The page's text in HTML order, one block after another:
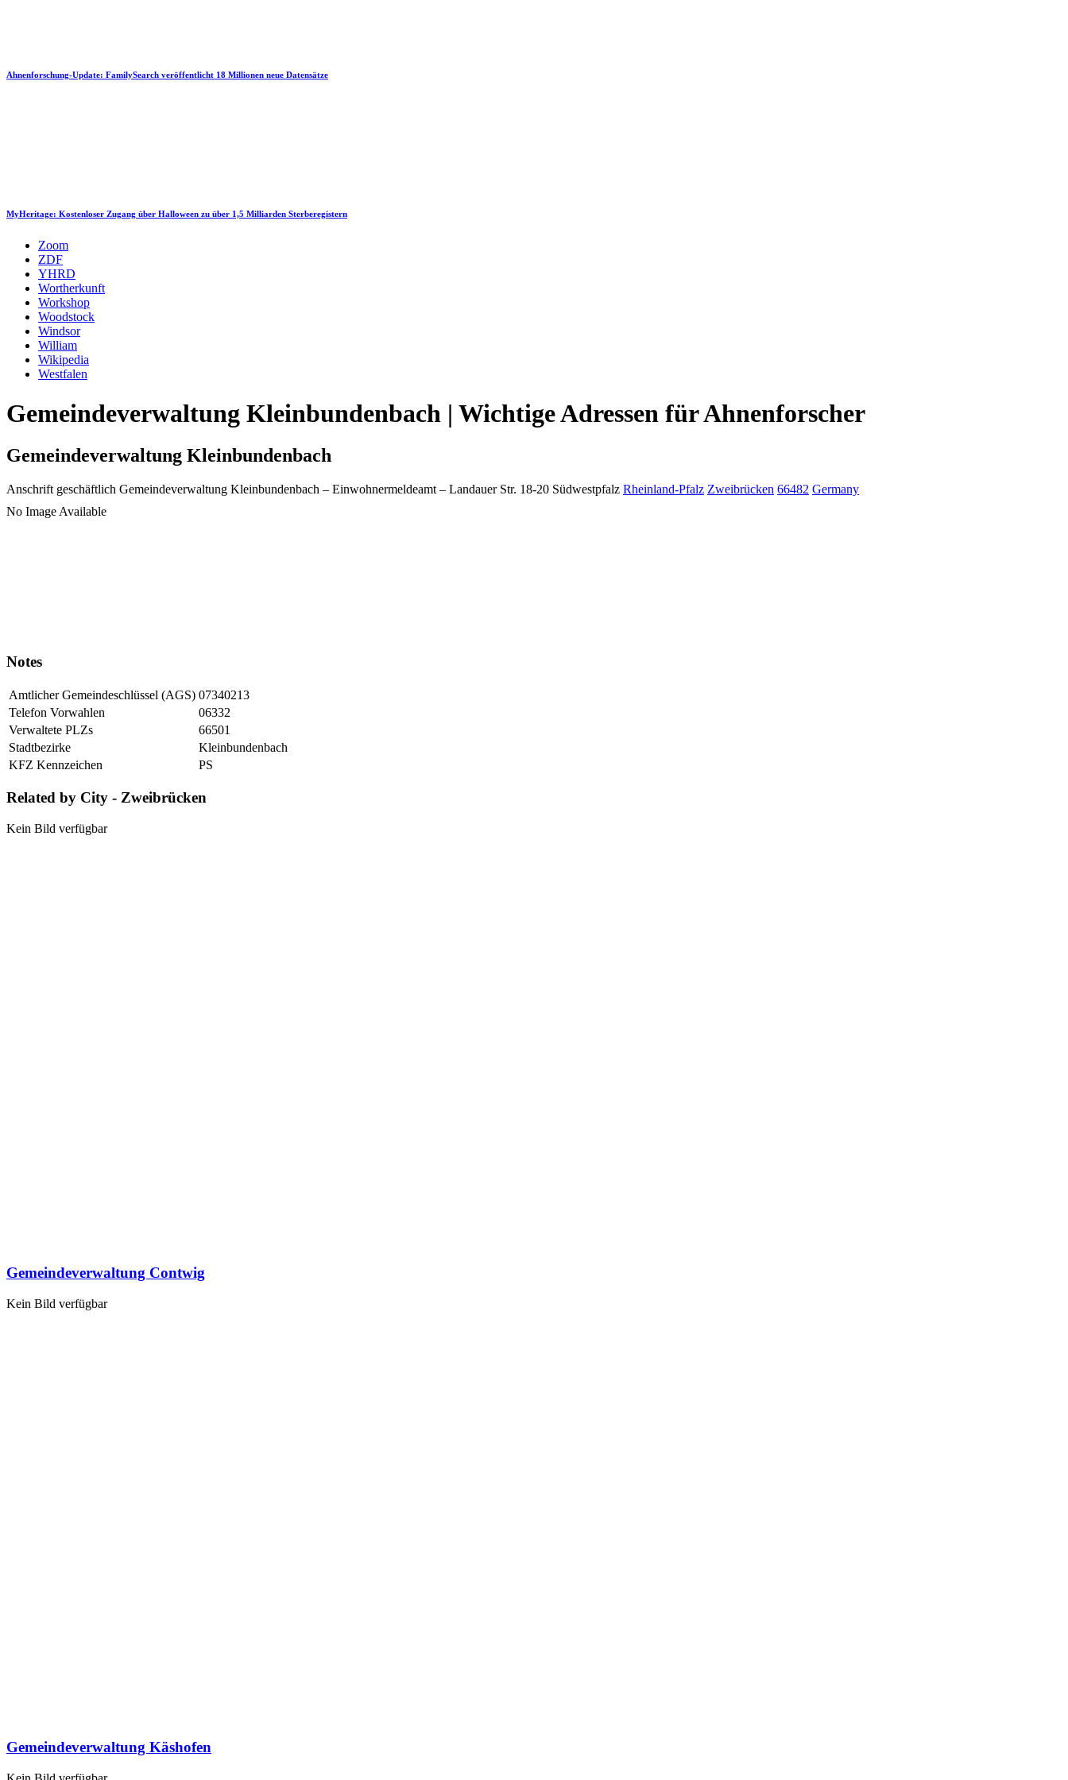
Ahnenforschung-Update: FamilySearch veröffentlicht 18 Millionen neue Datensätze
MyHeritage: Kostenloser Zugang über Halloween zu über 1,5 Milliarden Sterberegistern
Zoom
ZDF
YHRD
Wortherkunft
Workshop
Woodstock
Windsor
William
Wikipedia
Westfalen
Gemeindeverwaltung Kleinbundenbach | Wichtige Adressen für Ahnenforscher
Gemeindeverwaltung Kleinbundenbach
Anschrift geschäftlich Gemeindeverwaltung Kleinbundenbach – Einwohnermeldeamt – Landauer Str. 18-20 Südwestpfalz Rheinland-Pfalz Zweibrücken 66482 Germany
No Image Available
Notes
Amtlicher Gemeindeschlüssel (AGS) 07340213
Telefon Vorwahlen
06332
Verwaltete PLZs
66501
Stadtbezirke
Kleinbundenbach
KFZ Kennzeichen
PS
Related by City - Zweibrücken
Kein Bild verfügbar
Gemeindeverwaltung Contwig
Kein Bild verfügbar
Gemeindeverwaltung Käshofen